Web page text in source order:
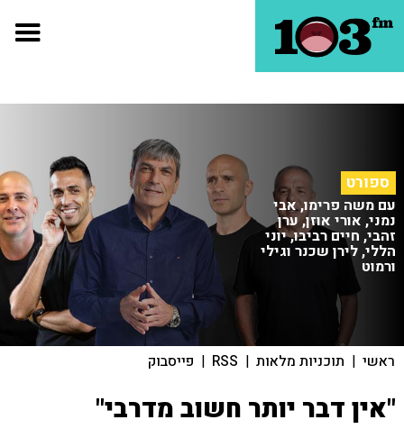
ספורט
עם משה פרימו, אבי
נמני, אורי אוזן, ערן
זהבי, חיים רביבו, יוני
הללי, לירן שכנר וגילי
ורמוט
ראשי | תוכניות מלאות |
RSS
| פייסבוק
"אין דבר יותר חשוב מדרבי"